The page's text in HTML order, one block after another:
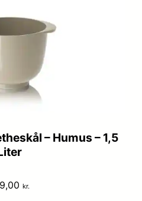
– Humus – 1,5
kr.